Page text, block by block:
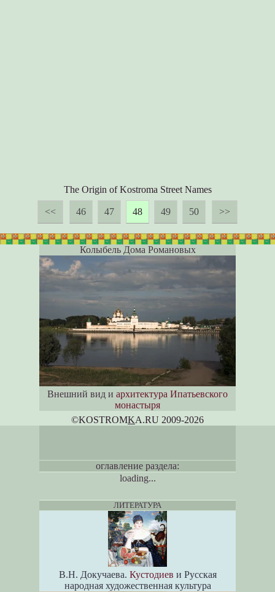
The Origin of Kostroma Street Names
<< 46 47 48 49 50 >>
Колыбель Дома Романовых
Внешний вид и архитектура Ипатьевского
монастыря
©KOSTROMKA.RU 2009-2026
оглавление раздела:
loading...
ЛИТЕРАТУРА
В.Н. Докучаева. Кустодиев и Русская
народная художественная культура